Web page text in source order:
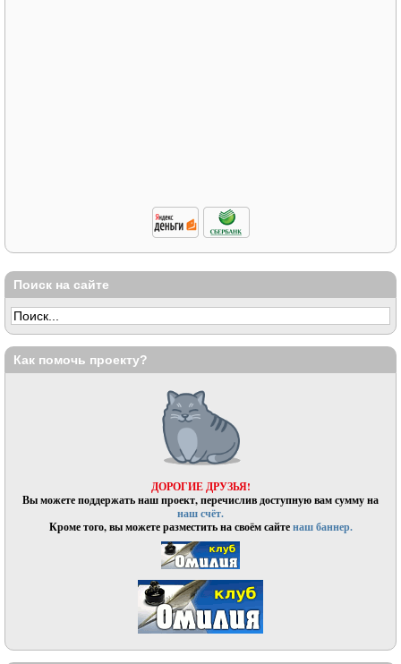
Поиск на сайте
Как помочь проекту?
ДОРОГИЕ ДРУЗЬЯ!
Вы можете поддержать наш проект, перечислив доступную вам сумму на
наш счёт.
Кроме того, вы можете разместить на своём сайтенаш баннер.